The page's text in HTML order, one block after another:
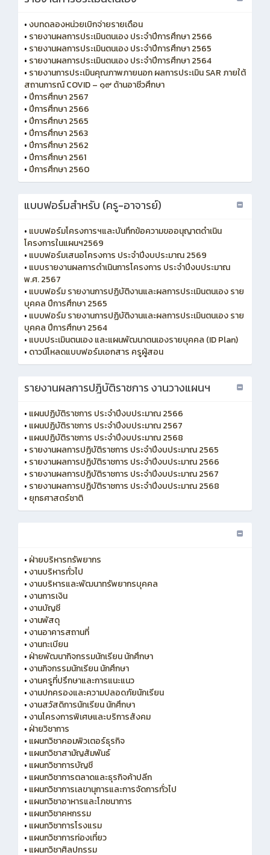
•งบทดลองหน่วยเบิกจ่ายรายเดือน
• รายงานผลการประเมินตนเอง ประจำปีการศึกษา 2566
• รายงานผลการประเมินตนเอง ประจำปีการศึกษา 2565
• รายงานผลการประเมินตนเอง ประจำปีการศึกษา 2564
• รายงานการประเมินคุณภาพภายนอก ผลการประเมิน SAR ภายใต้
สถานการณ์ COVID – ๑๙ ด้านอาชีวศึกษา
• ปีการศึกษา 2567
• ปีการศึกษา 2566
• ปีการศึกษา 2565
• ปีการศึกษา 2563
• ปีการศึกษา 2562
• ปีการศึกษา 2561
• ปีการศึกษา 2560
แบบฟอร์มสำหรับ (ครู-อาจารย์)
• แบบฟอร์มโครงการฯและบันทึกข้อความขออนุญาตดำเนิน
โครงการในแผนฯ2569
• แบบฟอร์มเสนอโครงการ ประจำปีงบประมาณ 2569
• แบบรายงานผลการดำเนินการโครงการ ประจำปีงบประมาณ
พ.ศ. 2567
• แบบฟอร์ม รายงานการปฏิบัติงานและผลการประเมินตนเอง ราย
บุคคล ปีการศึกษา 2565
• แบบฟอร์ม รายงานการปฏิบัติงานและผลการประเมินตนเอง ราย
บุคคล ปีการศึกษา 2564
• แบบประเมินตนเอง และแผนพัฒนาตนเองรายบุคคล (ID Plan)
• ดาวน์โหลดแบบฟอร์มเอกสาร ครูผู้สอน
รายงานผลการปฎิบัติราชการ งานวางแผนฯ
• แผนปฏิบัติราชการ ประจำปีงบประมาณ 2566
• แผนปฏิบัติราชการ ประจำปีงบประมาณ 2567
• แผนปฏิบัติราชการ ประจำปีงบประมาณ 2568
• รายงานผลการปฏิบัติราชการ ประจำปีงบประมาณ 2565
• รายงานผลการปฏิบัติราชการ ประจำปีงบประมาณ 2566
• รายงานผลการปฏิบัติราชการ ประจำปีงบประมาณ 2567
• รายงานผลการปฏิบัติราชการ ประจำปีงบประมาณ 2568
• ยุทธศาสตร์ชาติ
• ฝ่ายบริหารทรัพยากร
•งานบริหารทั่วไป
•งานบริหารและพัฒนาทรัพยากรบุคคล
•งานการเงิน
•งานบัญชี
•งานพัสดุ
•งานอาคารสถานที่
•งานทะเบียน
• ฝ่ายพัฒนากิจกรรมนักเรียน นักศึกษา
•งานกิจกรรมนักเรียน นักศึกษา
•งานครูที่ปรึกษาและการแนะแนว
•งานปกครองและความปลอดภัยนักเรียน
•งานสวัสดิการนักเรียน นักศึกษา
•งานโครงการพิเศษและบริการสังคม
• ฝ่ายวิชาการ
• แผนกวิชาคอมพิวเตอร์ธุรกิจ
• แผนกวิชาสามัญสัมพันธ์
• แผนกวิชาการบัญชี
• แผนกวิชาการตลาดและธุรกิจค้าปลีก
• แผนกวิชาการเลขานุการและการจัดการทั่วไป
• แผนกวิชาอาหารและโภชนาการ
• แผนกวิชาคหกรรม
• แผนกวิชาการโรงแรม
• แผนกวิชาการท่องเที่ยว
• แผนกวิชาศิลปกรรม